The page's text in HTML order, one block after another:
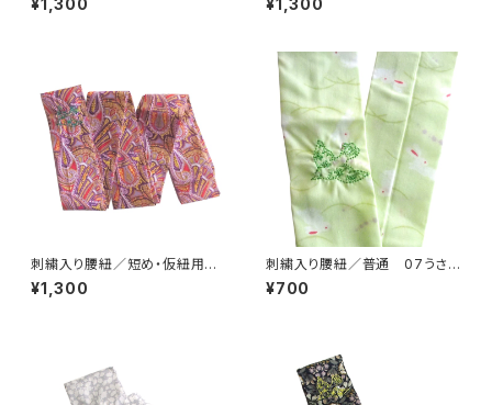
屋＊san】
¥1,300
＊san】
¥1,300
刺繍入り腰紐／短め・仮紐用
08リバティ紫【コットンきもの屋
＊san】
¥1,300
刺繍入り腰紐／普通 07うさぎ
黄緑【コットンきもの屋＊san】
¥700